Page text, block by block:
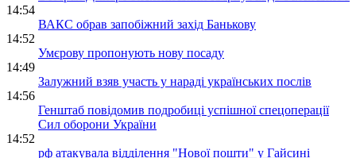
14:54
ВАКС обрав запобіжний захід Банькову
14:52
Умєрову пропонують нову посаду
14:49
Залужний взяв участь у нараді українських послів
14:56
Генштаб повідомив подробиці успішної спецоперації
Сил оборони України
14:52
рф атакувала відділення "Нової пошти" у Гайсині